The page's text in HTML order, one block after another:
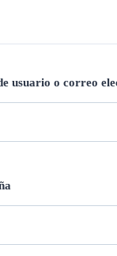
usuario o correo